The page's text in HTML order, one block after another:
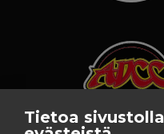
Tietoa